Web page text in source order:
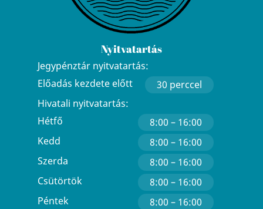
Nyitvatartás
Jegypénztár nyitvatartás:
Előadás kezdete előtt
30 perccel
Hivatali nyitvatartás:
Hétfő
8:00 – 16:00
Kedd
8:00 – 16:00
Szerda
8:00 – 16:00
Csütörtök
8:00 – 16:00
Péntek
8:00 – 16:00